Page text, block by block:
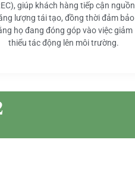
giúp khách hàng tiếp cận nguồn
lượng tái tạo, đồng thời đảm bảo
họ đang đóng góp vào việc giảm
thiểu tác động lên môi trường.